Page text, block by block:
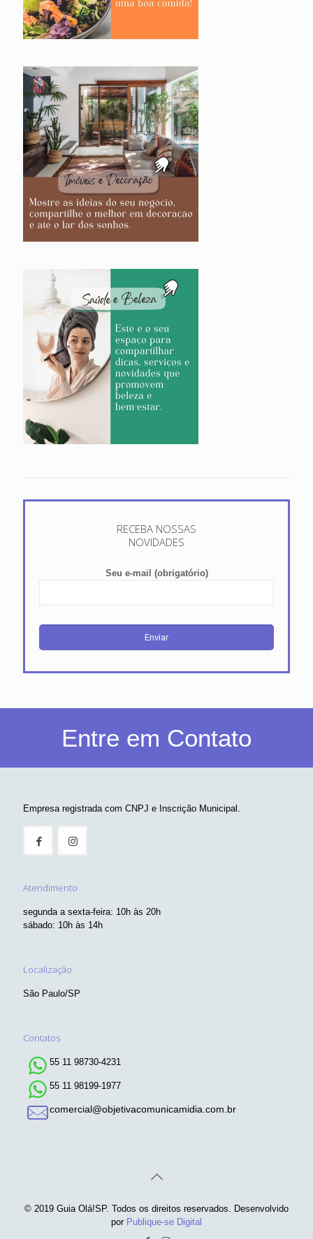
RECEBA NOSSAS
NOVIDADES
Seu e-mail (obrigatório)
Entre em Contato
Empresa registrada com CNPJ e Inscrição Municipal.
Atendimento
segunda a sexta-feira: 10h às 20h
sábado: 10h às 14h
Localização
São Paulo/SP
Contatos
55 11 98730-4231
55 11 98199-1977
comercial@objetivacomunicamidia.com.br
© 2019 Guia Olá!SP. Todos os direitos reservados. Desenvolvido
por Publique-se Digital